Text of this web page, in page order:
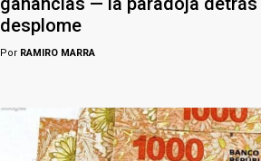
desplome
Por RAMIRO MARRA